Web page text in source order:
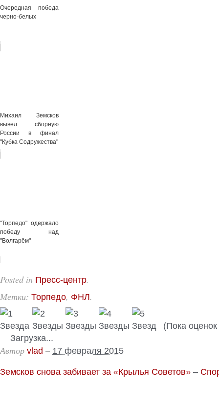
Очередная победа
черно-белых
Михаил Земсков
вывел сборную
России в финал
"Кубка Содружества"
"Торпедо" одержало
победу над
"Волгарём"
Posted in Пресс-центр.
Метки: Торпедо, ФНЛ.
(Пока оценок
Загрузка...
Автор vlad – 17 февраля 2015
Земсков снова забивает за «Крылья Советов» –